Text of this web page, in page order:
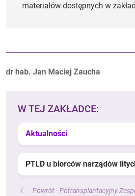
materiałów dostępnych w
Autorzy:
dr hab. Jan Maciej Zaucha
W TEJ ZAKŁADCE:
Aktualności
PTLD u biorców narządów
Powrót - Potransplantacyjny